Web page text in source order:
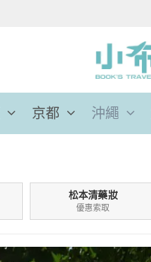
京都 沖繩
松本清藥妝
優惠索取